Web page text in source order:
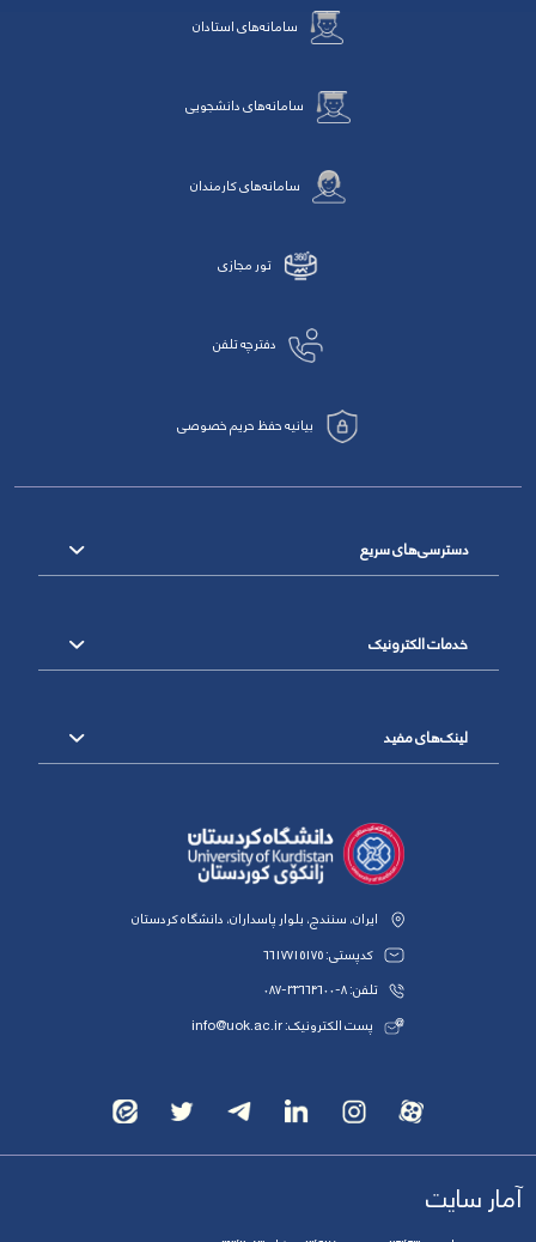
سامانه‌های استادان
سامانه‌های دانشجویی
سامانه‌های کارمندان
تور مجازی
دفترچه تلفن
بیانیه حفظ حریم خصوصی
دسترسی‌های سریع
خدمات الکترونیک
لینک‌های مفید
ایران، سنندج، بلوار پاسداران، دانشگاه کردستان
کدپستی: 6617715175
تلفن: 8-33664600-087
پست الکترونیک: info@uok.ac.ir
آمار سایت